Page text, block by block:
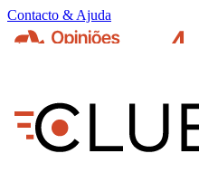
Contacto & Ajuda